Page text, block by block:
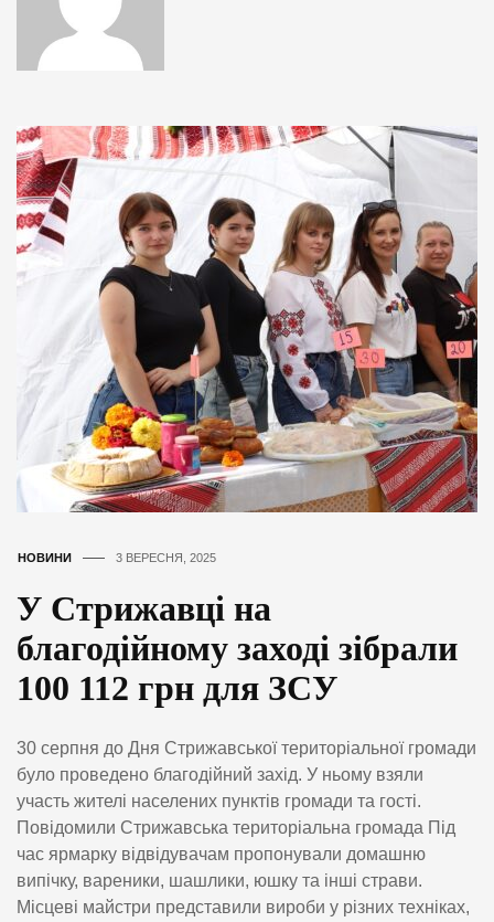
НОВИНИ 3 ВЕРЕСНЯ, 2025
У Стрижавці на
благодійному заході зібрали
100 112 грн для ЗСУ
30 серпня до Дня Стрижавської територіальної громади
було проведено благодійний захід. У ньому взяли
участь жителі населених пунктів громади та гості.
Повідомили Стрижавська територіальна громада Під
час ярмарку відвідувачам пропонували домашню
випічку, вареники, шашлики, юшку та інші страви.
Місцеві майстри представили вироби у різних техніках,